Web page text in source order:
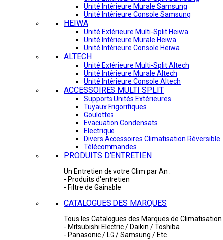
Unité Intérieure Murale Samsung
Unité Intérieure Console Samsung
HEIWA
Unité Extérieure Multi-Split Heiwa
Unité Intérieure Murale Heiwa
Unité Intérieure Console Heiwa
ALTECH
Unité Extérieure Multi-Split Altech
Unité Intérieure Murale Altech
Unité Intérieure Console Altech
ACCESSOIRES MULTI SPLIT
Supports Unités Extérieures
Tuyaux Frigorifiques
Goulottes
Evacuation Condensats
Electrique
Divers Accessoires Climatisation Réversible
Télécommandes
PRODUITS D'ENTRETIEN
Un Entretien de votre Clim par An :
- Produits d'entretien
- Filtre de Gainable
CATALOGUES DES MARQUES
Tous les Catalogues des Marques de Climatisation
- Mitsubishi Electric / Daikin / Toshiba
- Panasonic / LG / Samsung / Etc